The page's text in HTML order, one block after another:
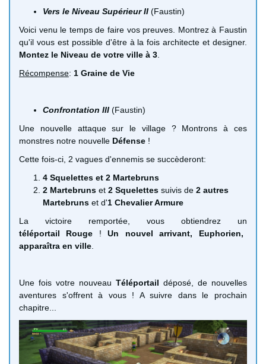
Vers le Niveau Supérieur II (Faustin)
Voici venu le temps de faire vos preuves. Montrez à Faustin
qu'il vous est possible d'être à la fois architecte et designer.
Montez le Niveau de votre ville à 3
Récompense: 1 Graine de Vie
Confrontation III (Faustin)
Une nouvelle attaque sur le village ? Montrons à ces
monstres notre nouvelle Défense !
Cette fois-ci, 2 vagues d'ennemis se succèderont:
4 Squelettes et 2 Martebruns
2 Martebruns et 2 Squelettes suivis de 2 autres
Martebruns et d'1 Chevalier Armure
La victoire remportée, vous obtiendrez un
téléportail Rouge !Un nouvel arrivant, Euphorien,
apparaîtra en ville
Une fois votre nouveau Téléportail déposé, de nouvelles
aventures s'offrent à vous ! A suivre dans le prochain
chapitre...